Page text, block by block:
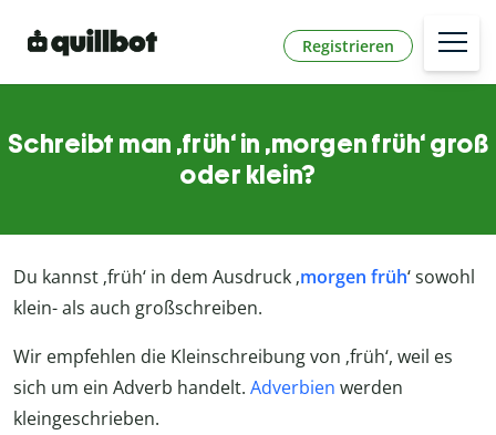
Registrieren
Schreibt man ‚früh‘ in ‚morgen früh‘ groß
oder klein?
Du kannst ‚früh‘ in dem Ausdruck ‚morgen früh‘ sowohl
klein- als auch großschreiben.
Wir empfehlen die Kleinschreibung von ‚früh‘, weil es
sich um ein Adverb handelt. Adverbien werden
kleingeschrieben.